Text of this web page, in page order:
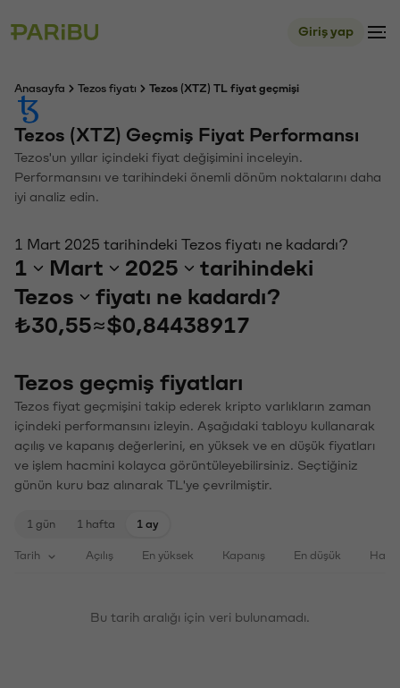
Giriş yap
Anasayfa Tezos fiyatı Tezos (XTZ) TL fiyat geçmişi
Tezos (XTZ) Geçmiş Fiyat Performansı
Tezos'un yıllar içindeki fiyat değişimini inceleyin.
Performansını ve tarihindeki önemli dönüm noktalarını daha
iyi analiz edin.
1 Mart 2025 tarihindeki Tezos fiyatı ne kadardı?
1 Mart 2025
tarihindeki
Tezos
fiyatı ne kadardı?
₺30,55≈$0,84438917
Tezos geçmiş fiyatları
Tezos fiyat geçmişini takip ederek kripto varlıkların zaman
içindeki performansını izleyin. Aşağıdaki tabloyu kullanarak
açılış ve kapanış değerlerini, en yüksek ve en düşük fiyatları
ve işlem hacmini kolayca görüntüleyebilirsiniz. Seçtiğiniz
günün kuru baz alınarak TL'ye çevrilmiştir.
1 gün 1 hafta 1 ay
Tarih Açılış En yüksek Kapanış En düşük
Bu tarih aralığı için veri bulunamadı.